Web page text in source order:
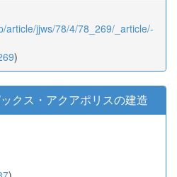
article/jjws/78/4/78_269/_article/-
)
ックス・アクアポリスの建造